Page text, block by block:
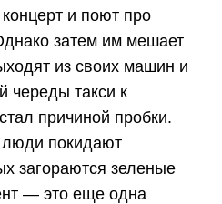
и поют про
затем им мешает
из своих машин и
череды такси к
причиной пробки.
покидают
загораются зеленые
— это еще одна